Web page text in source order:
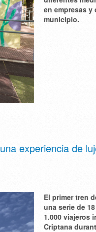
en empresas
municipio.
experiencia de
El primer tren
una serie de
1.000 viajeros
Criptana